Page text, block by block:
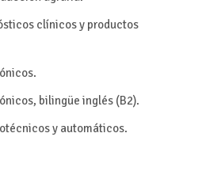
clínicos y productos
bilingüe inglés (B2).
y automáticos.